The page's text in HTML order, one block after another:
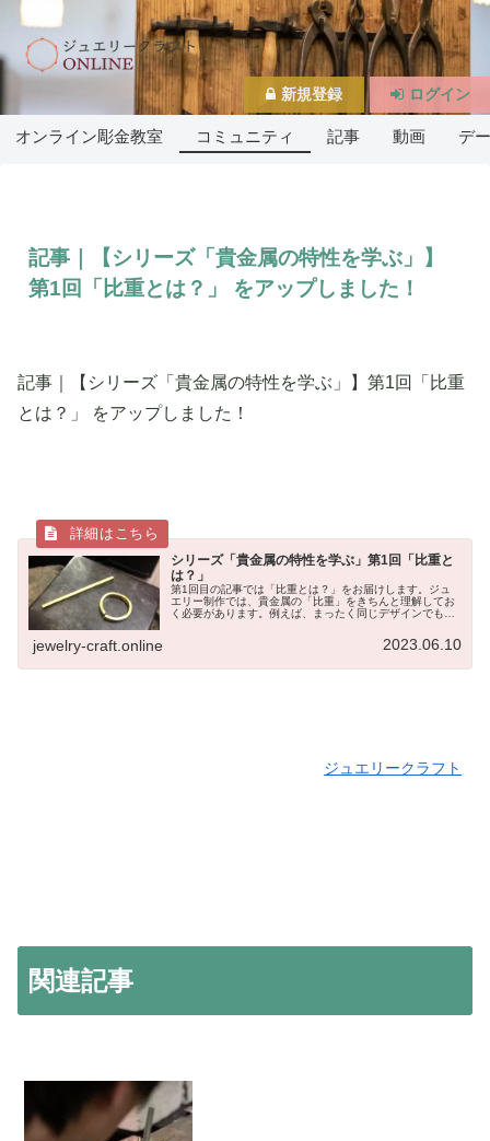
オンライン彫金教室 コミュニティ 記事 動画 デ
記事｜【シリーズ「貴金属の特性を学ぶ」】
第1回「比重とは？」 をアップしました！
記事｜【シリーズ「貴金属の特性を学ぶ」】第1回「比重
とは？」 をアップしました！
シリーズ「貴金属の特性を学ぶ」第1回「比重と
は？」
第1回目の記事では「比重とは？」をお届けします。ジュ
エリー制作では、貴金属の「比重」をきちんと理解してお
く必要があります。例えば、まったく同じデザインでも、
jewelry-craft.online 2023.06.10
ジュエリークラフト
関連記事
新規登録 ログイン